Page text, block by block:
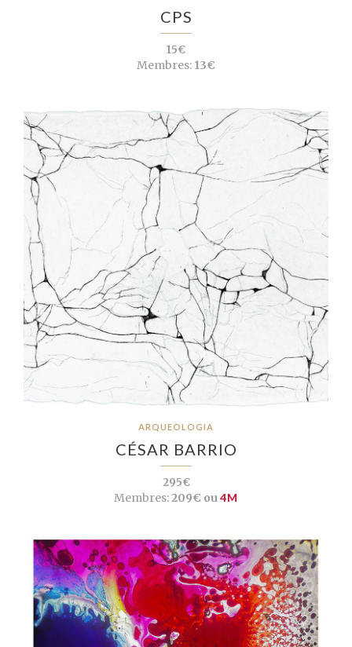
CPS
15€
Membres: 13€
ARQUEOLOGIA
CÉSAR BARRIO
295€
Membres:209€ ou4M